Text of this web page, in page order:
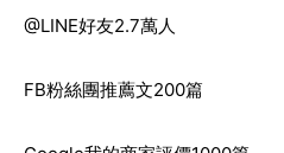
@LINE好友2.7萬人
FB粉絲團推薦文200篇